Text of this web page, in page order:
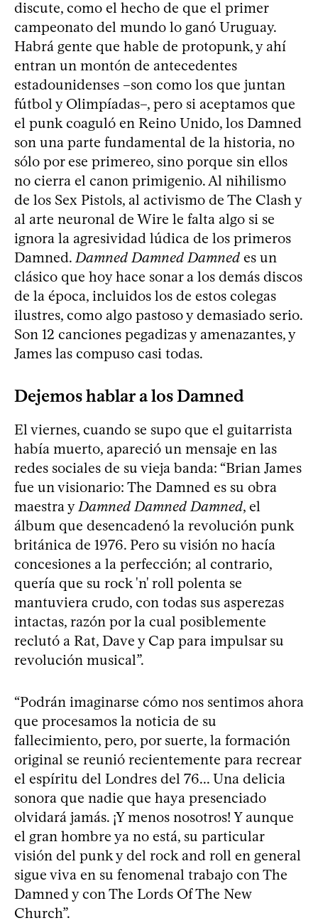
discute, como el hecho de que el primer
campeonato del mundo lo ganó Uruguay.
Habrá gente que hable de protopunk, y ahí
entran un montón de antecedentes
estadounidenses –son como los que juntan
fútbol y Olimpíadas–, pero si aceptamos que
el punk coaguló en Reino Unido, los Damned
son una parte fundamental de la historia, no
sólo por ese primereo, sino porque sin ellos
no cierra el canon primigenio. Al nihilismo
de los Sex Pistols, al activismo de The Clash y
al arte neuronal de Wire le falta algo si se
ignora la agresividad lúdica de los primeros
Damned.Damned Damned Damned es un
clásico que hoy hace sonar a los demás discos
de la época, incluidos los de estos colegas
ilustres, como algo pastoso y demasiado serio.
Son 12 canciones pegadizas y amenazantes, y
James las compuso casi todas.
Dejemos hablar a los Damned
El viernes, cuando se supo que el guitarrista
había muerto, apareció un mensaje en las
redes sociales de su vieja banda: “Brian James
fue un visionario: The Damned es su obra
maestra yDamned Damned Damned, el
álbum que desencadenó la revolución punk
británica de 1976. Pero su visión no hacía
concesiones a la perfección; al contrario,
quería que su rock 'n' roll polenta se
mantuviera crudo, con todas sus asperezas
intactas, razón por la cual posiblemente
reclutó a Rat, Dave y Cap para impulsar su
revolución musical”.
“Podrán imaginarse cómo nos sentimos ahora
que procesamos la noticia de su
fallecimiento, pero, por suerte, la formación
original se reunió recientemente para recrear
el espíritu del Londres del 76... Una delicia
sonora que nadie que haya presenciado
olvidará jamás. ¡Y menos nosotros! Y aunque
el gran hombre ya no está, su particular
visión del punk y del rock and roll en general
sigue viva en su fenomenal trabajo con The
Damned y con The Lords Of The New
Church”.